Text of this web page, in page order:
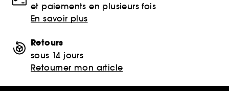
et paiements en plusieurs fois
En savoir plus
Retours
sous 14 jours
Retourner mon article